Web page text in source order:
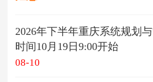
2026年下半年重庆系统规划
时间10月19日9:00开始
08-10